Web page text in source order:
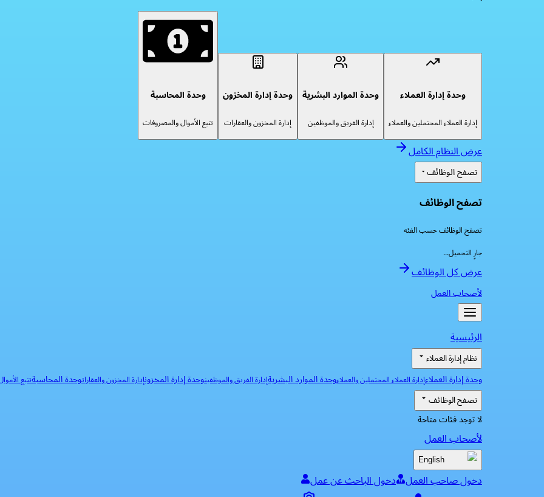
وحدة إدارة العملاء
إدارة العملاء المحتملين والعملاء
وحدة الموارد البشرية
إدارة الفريق والموظفين
وحدة إدارة المخزون
إدارة المخزون والعقارات
وحدة المحاسبة
تتبع الأموال والمصروفات
عرض النظام الكامل
تصفح الوظائف
تصفح الوظائف
تصفح الوظائف حسب الفئه
جارٍ التحميل...
عرض كل الوظائف
لأصحاب العمل
الرئيسية
نظام إدارة العملاء
وحدة إدارة العملاءإدارة العملاء المحتملين والعملاءوحدة الموارد البشريةإدارة الفريق والموظفينوحدة إدارة المخزونإدارة المخزون والعقاراتوحدة المحاسبةتتبع
تصفح الوظائف
لا توجد فئات متاحة
لأصحاب العمل
English
دخول صاحب العمل دخول الباحث عن عمل